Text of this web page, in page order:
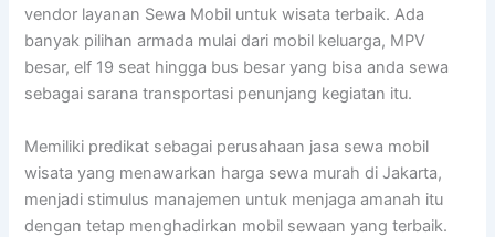
vendor layanan Sewa Mobil untuk wisata terbaik. Ada
banyak pilihan armada mulai dari mobil keluarga, MPV
besar, elf 19 seat hingga bus besar yang bisa anda sewa
sebagai sarana transportasi penunjang kegiatan itu.
Memiliki predikat sebagai perusahaan jasa sewa mobil
wisata yang menawarkan harga sewa murah di Jakarta,
menjadi stimulus manajemen untuk menjaga amanah itu
dengan tetap menghadirkan mobil sewaan yang terbaik.